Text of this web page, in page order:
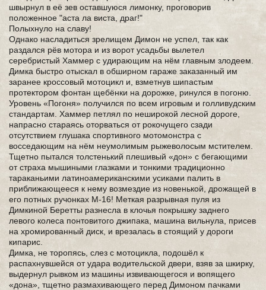
швырнул в её зев оставшуюся лимонку, проговорив
положенное "аста ла виста, драг!"
Полыхнуло на славу!
Однако насладиться зрелищем Димон не успел, так как
раздался рёв мотора и из ворот усадьбы вылетел
серебристый Хаммер с удирающим на нём главным злодеем.
Димка быстро отыскал в обширном гараже заказанный им
заранее кроссовый мотоцикл и, взметнув шипастым
протектором фонтан щебёнки на дорожке, ринулся в погоню.
Уровень «Погоня» получился по всем игровым и голливудским
стандартам. Хаммер петлял по неширокой лесной дороге,
напрасно стараясь оторваться от рокочущего сзади
отсутствием глушака спортивного мотомонстра с
восседающим на нём неумолимым рыжеволосым мстителем.
Тщетно пытался толстенький плешивый «дон» с бегающими
от страха мышиными глазками и тонкими традиционно
тараканьими латиноамериканскими усиками палить в
приближающееся к нему возмездие из новенькой, дрожащей в
его потных ручонках М-16! Меткая разрывная пуля из
Димкиной Беретты разнесла в клочья покрышку заднего
левого колеса понтовитого джипака, машина вильнула, присев
на хромированный диск, и врезалась в стоящий у дороги
кипарис.
Димка, не торопясь, слез с мотоцикла, подошёл к
распахнувшейся от удара водительской двери, взяв за шкирку,
выдернул рывком из машины извивающегося и вопящего
«дона», тщетно размахивающего перед Димоном пачками